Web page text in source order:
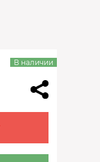
В наличии